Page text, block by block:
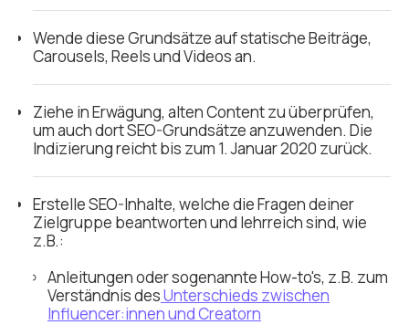
Wende diese Grundsätze auf statische Beiträge,
Carousels, Reels und Videos an.
Ziehe in Erwägung, alten Content zu überprüfen,
um auch dort SEO-Grundsätze anzuwenden. Die
Indizierung reicht bis zum 1. Januar 2020 zurück.
Erstelle SEO-Inhalte, welche die Fragen deiner
Zielgruppe beantworten und lehrreich sind, wie
z.B.:
Anleitungen oder sogenannte How-to's, z.B. zum
Verständnis desUnterschieds zwischen
Influencer:innen und Creatorn